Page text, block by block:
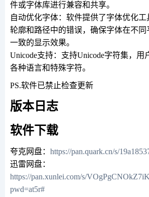
件或字体库进行兼容和共享。
自动优化字体：软件提供了字体优化
轮廓和路径中的错误，确保字体在不
一致的显示效果。
Unicode支持：支持Unicode字符集，用
各种语言和特殊字符。
PS.软件已禁止检查更新
版本日志
软件下载
夸克网盘： https://pan.quark.cn/s/
迅雷网盘：
https://pan.xunlei.com/s/
pwd=at5r#